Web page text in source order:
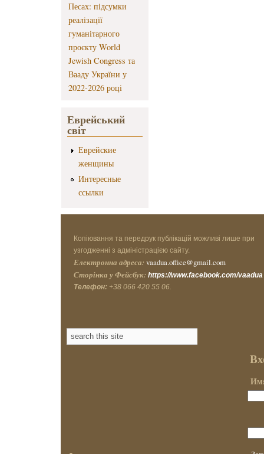
Песах: підсумки
реалізації
гуманітарного
проєкту World
Jewish Congress та
Вааду України у
2022-2026 році
Еврейський
світ
Еврейские
женщины
Интересные
ссылки
Копіювання та передрук публікацій можливі лише при
узгодженні з адміністрацією сайту.
Електронна адреса: vaadua.office@gmail.com
Сторінка у Фейсбук: https://www.facebook.com/vaadua
Телефон: +38 066 420 55 06.